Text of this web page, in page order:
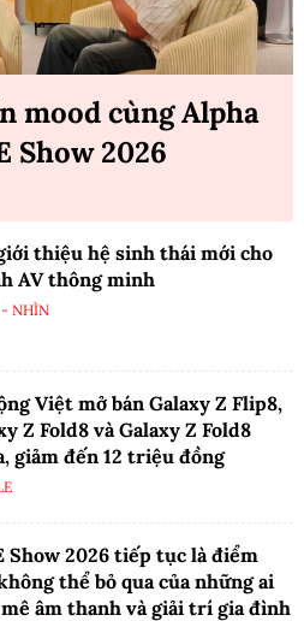
mood cùng Alpha
Show 2026
thiệu hệ sinh thái mới cho
AV thông minh
- NHÌN
Việt mở bán Galaxy Z Flip8,
Z Fold8 và Galaxy Z Fold8
giảm đến 12 triệu đồng
Show 2026 tiếp tục là điểm
thể bỏ qua của những ai
âm thanh và giải trí gia đình